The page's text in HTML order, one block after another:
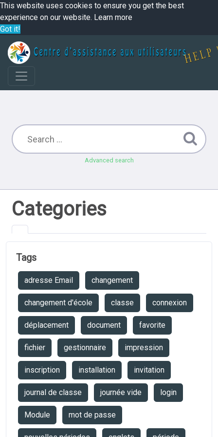
This website uses cookies to ensure you get the best
experience on our website. Learn more
Got it!
Advanced search
Categories
Tags
adresse Email changement
changement d'école classe connexion
déplacement document favorite
fichier gestionnaire impression
inscription installation invitation
journal de classe journée vide login
Module mot de passe